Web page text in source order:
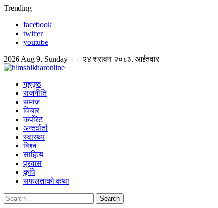
Skip
content
Trending
facebook
twitter
youtube
2026 Aug 9, Sunday ।। २४ श्रावण २०८३, आईतवार
Himshikhar Online
गृहपृष्ठ
राजनीति
समाज
विचार
कर्पोरेट
अन्तर्वार्ता
स्वास्थ्य
विश्व
साहित्य
प्रवास
कृषि
सफलताको कथा
Search
for: